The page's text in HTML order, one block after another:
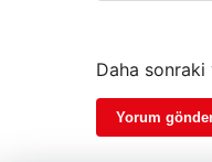
Daha sonraki